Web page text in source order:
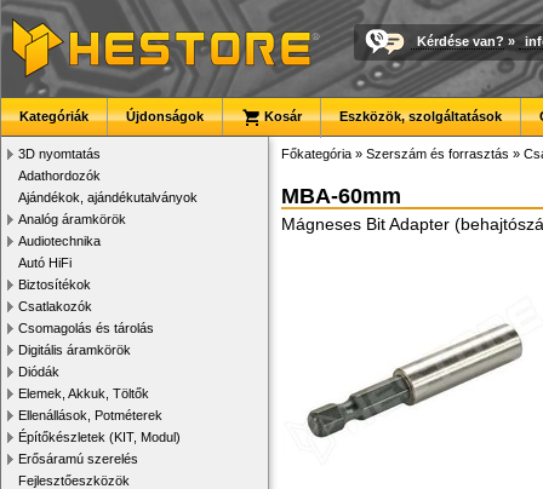
Kérdése van? »
Kategóriák Újdonságok Kosár Eszközök, szolgáltatások
3D nyomtatás
Adathordozók
Ajándékok, ajándékutalványok
Analóg áramkörök
Audiotechnika
Autó HiFi
Biztosítékok
Csatlakozók
Csomagolás és tárolás
Digitális áramkörök
Diódák
Elemek, Akkuk, Töltők
Ellenállások, Potméterek
Építőkészletek (KIT, Modul)
Erősáramú szerelés
Fejlesztőeszközök
Főkategória » Szerszám és forrasztás »
MBA-60mm
Mágneses Bit Adapter